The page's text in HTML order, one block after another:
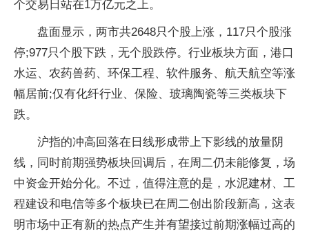
个交易日站在1万亿元之上。
盘面显示，两市共2648只个股上涨，117只个股涨
停;977只个股下跌，无个股跌停。行业板块方面，港口
水运、农药兽药、环保工程、软件服务、航天航空等涨
幅居前;仅有化纤行业、保险、玻璃陶瓷等三类板块下
跌。
沪指的冲高回落在日线形成带上下影线的放量阴
线，同时前期强势板块回调后，在周二仍未能修复，场
中资金开始分化。不过，值得注意的是，水泥建材、工
程建设和电信等多个板块已在周二创出阶段新高，这表
明市场中正有新的热点产生并有望接过前期涨幅过高的